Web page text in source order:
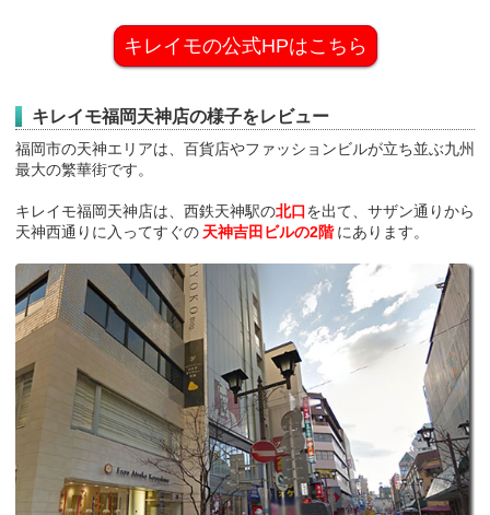
キレイモの公式HPはこちら
キレイモ福岡天神店の様子をレビュー
福岡市の天神エリアは、百貨店やファッションビルが立ち並ぶ九州
最大の繁華街です。
キレイモ福岡天神店は、西鉄天神駅の北口を出て、サザン通りから
天神西通りに入ってすぐの 天神吉田ビルの2階 にあります。